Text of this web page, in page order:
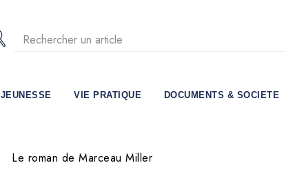
JEUNESSE VIE PRATIQUE DOCUMENTS & SOCIETE
Le roman de Marceau Miller